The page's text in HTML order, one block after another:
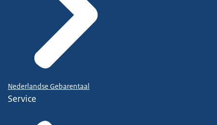
Nederlandse Gebarentaal
Service